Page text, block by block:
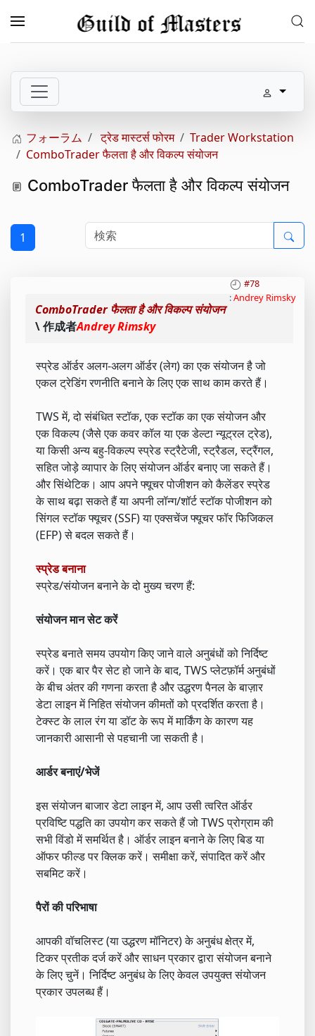
メインコンテンツへスキップ
フォーラム ट्रेड मास्टर्स फोरम
Trader Workstation
ComboTrader फैलता है और विकल्प संयोजन
ComboTrader फैलता है और विकल्प संयोजन
1
#78
:Andrey Rimsky
ComboTrader फैलता है और विकल्प संयोजन
\ 作成者Andrey Rimsky
स्प्रेड ऑर्डर अलग-अलग ऑर्डर (लेग) का एक संयोजन है जो
एकल ट्रेडिंग रणनीति बनाने के लिए एक साथ काम करते हैं।
TWS में, दो संबंधित स्टॉक, एक स्टॉक का एक संयोजन और
एक विकल्प (जैसे एक कवर कॉल या एक डेल्टा न्यूट्रल ट्रेड),
या किसी अन्य बहु-विकल्प स्प्रेड स्ट्रैटेजी, स्ट्रैडल, स्ट्रैंगल,
सहित जोड़े व्यापार के लिए संयोजन ऑर्डर बनाए जा सकते हैं।
और सिंथेटिक। आप अपने फ्यूचर पोजीशन को कैलेंडर स्प्रेड
के साथ बढ़ा सकते हैं या अपनी लॉन्ग/शॉर्ट स्टॉक पोजीशन को
सिंगल स्टॉक फ्यूचर (SSF) या एक्सचेंज फ्यूचर फॉर फिजिकल
(EFP) से बदल सकते हैं।
स्प्रेड बनाना
स्प्रेड/संयोजन बनाने के दो मुख्य चरण हैं:
संयोजन मान सेट करें
स्प्रेड बनाते समय उपयोग किए जाने वाले अनुबंधों को निर्दिष्ट
करें। एक बार पैर सेट हो जाने के बाद, TWS प्लेटफ़ॉर्म अनुबंधों
के बीच अंतर की गणना करता है और उद्धरण पैनल के बाज़ार
डेटा लाइन में निहित संयोजन कीमतों को प्रदर्शित करता है।
टेक्स्ट के लाल रंग या डॉट के रूप में मार्किंग के कारण यह
जानकारी आसानी से पहचानी जा सकती है।
आर्डर बनाएं/भेजें
इस संयोजन बाजार डेटा लाइन में, आप उसी त्वरित ऑर्डर
प्रविष्टि पद्धति का उपयोग कर सकते हैं जो TWS प्रोग्राम की
सभी विंडो में समर्थित है। ऑर्डर लाइन बनाने के लिए बिड या
ऑफर फील्ड पर क्लिक करें। समीक्षा करें, संपादित करें और
सबमिट करें।
पैरों की परिभाषा
आपकी वॉचलिस्ट (या उद्धरण मॉनिटर) के अनुबंध क्षेत्र में,
टिकर प्रतीक दर्ज करें और साधन प्रकार द्वारा संयोजन बनाने
के लिए चुनें। निर्दिष्ट अनुबंध के लिए केवल उपयुक्त संयोजन
प्रकार उपलब्ध हैं।